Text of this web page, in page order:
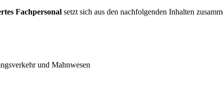
Fachpersonal setzt sich aus den nachfolgenden Inhalten
und Mahnwesen